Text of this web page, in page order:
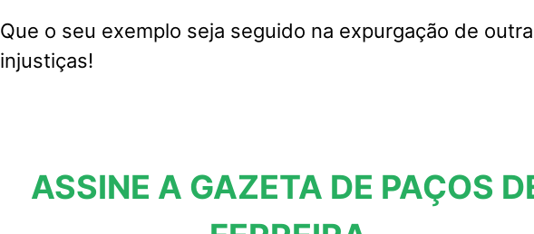
Que o seu exemplo seja seguido na expurgação de
injustiças!
ASSINE A GAZETA DE PAÇOS